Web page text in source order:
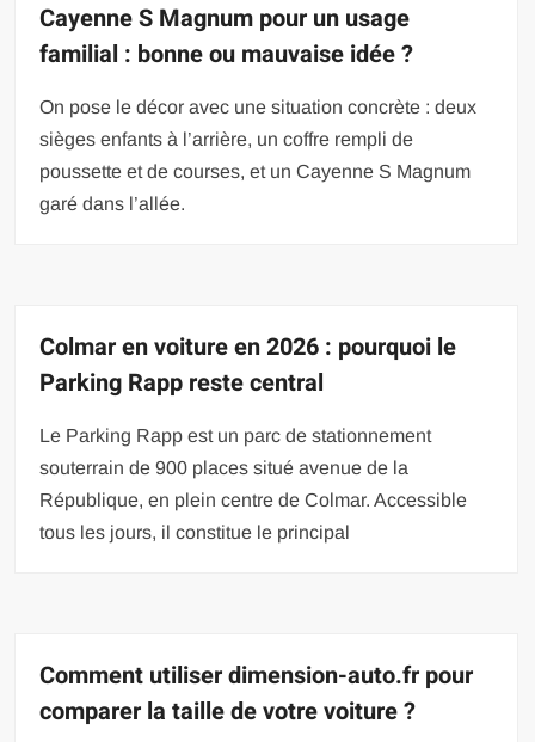
Cayenne S Magnum pour un usage
familial : bonne ou mauvaise idée ?
On pose le décor avec une situation concrète : deux
sièges enfants à l’arrière, un coffre rempli de
poussette et de courses, et un Cayenne S Magnum
garé dans l’allée.
Colmar en voiture en 2026 : pourquoi le
Parking Rapp reste central
Le Parking Rapp est un parc de stationnement
souterrain de 900 places situé avenue de la
République, en plein centre de Colmar. Accessible
tous les jours, il constitue le principal
Comment utiliser dimension-auto.fr pour
comparer la taille de votre voiture ?